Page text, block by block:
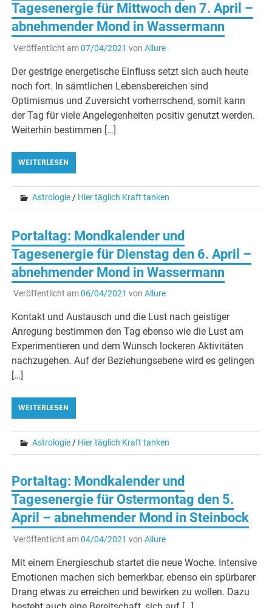
Tagesenergie für Mittwoch den 7. April –
abnehmender Mond in Wassermann
Veröffentlicht am07/04/2021 von Allure
Der gestrige energetische Einfluss setzt sich auch heute
noch fort. In sämtlichen Lebensbereichen sind
Optimismus und Zuversicht vorherrschend, somit kann
der Tag für viele Angelegenheiten positiv genutzt werden.
Weiterhin bestimmen […]
WEITERLESEN
Astrologie / Hier täglich Kraft tanken
Portaltag: Mondkalender und
Tagesenergie für Dienstag den 6. April –
abnehmender Mond in Wassermann
Veröffentlicht am06/04/2021 von Allure
Kontakt und Austausch und die Lust nach geistiger
Anregung bestimmen den Tag ebenso wie die Lust am
Experimentieren und dem Wunsch lockeren Aktivitäten
nachzugehen. Auf der Beziehungsebene wird es gelingen
[…]
WEITERLESEN
Astrologie/ Hier täglich Kraft tanken
Portaltag: Mondkalender und
Tagesenergie für Ostermontag den 5.
April – abnehmender Mond in Steinbock
Veröffentlicht am04/04/2021 von Allure
Mit einem Energieschub startet die neue Woche. Intensive
Emotionen machen sich bemerkbar, ebenso ein spürbarer
Drang etwas zu erreichen und bewirken zu wollen. Dazu